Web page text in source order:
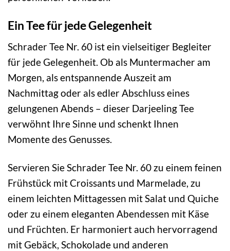
Ein Tee für jede Gelegenheit
Schrader Tee Nr. 60 ist ein vielseitiger Begleiter
für jede Gelegenheit. Ob als Muntermacher am
Morgen, als entspannende Auszeit am
Nachmittag oder als edler Abschluss eines
gelungenen Abends – dieser Darjeeling Tee
verwöhnt Ihre Sinne und schenkt Ihnen
Momente des Genusses.
Servieren Sie Schrader Tee Nr. 60 zu einem feinen
Frühstück mit Croissants und Marmelade, zu
einem leichten Mittagessen mit Salat und Quiche
oder zu einem eleganten Abendessen mit Käse
und Früchten. Er harmoniert auch hervorragend
mit Gebäck, Schokolade und anderen